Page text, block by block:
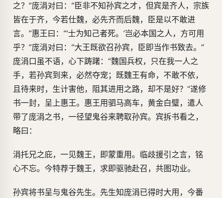
之？”庞涓对曰：“臣非不知孙宾之才，但宾是齐人，宗族
皆在于齐，今若仕魏，必先齐而后魏，臣是以不敢进
言。”惠王曰：“‘士为知己者死。’岂必本国之人，方可用
乎？”庞涓对曰：“大王既欲召孙宾，臣即当作书致去。”
庞涓口虽不语，心下踌躇：“魏国兵权，只在我一人之
手，若孙宾到来，必然夺宠；既魏王有命，不敢不依，
且待来时，生计害他，阻其进用之路，却不是好？”遂修
书一封，呈上惠王。惠王用驷马高车，黄金白璧，遣人
带了庞涓之书，一径望鬼谷来聘取孙宾。宾拆书看之，
略曰：
涓托兄之庇，一见魏王，即蒙重用。临歧援引之言，铭
心不忘。今特荐于魏王，求即驱驰赴召，共图功业。
孙宾将书呈与鬼谷先生。先生知庞涓已得时大用，今番